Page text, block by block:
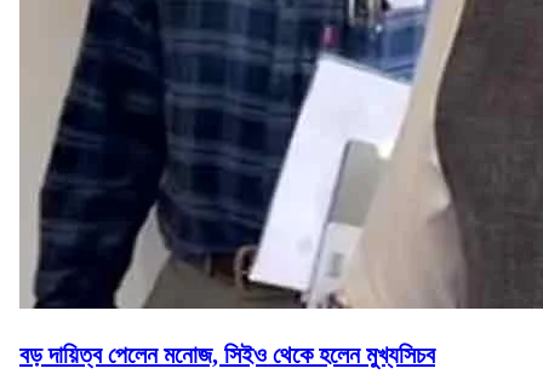
বড় দায়িত্ব পেলেন মনোজ, সিইও থেকে হলেন মুখ্যসিচব